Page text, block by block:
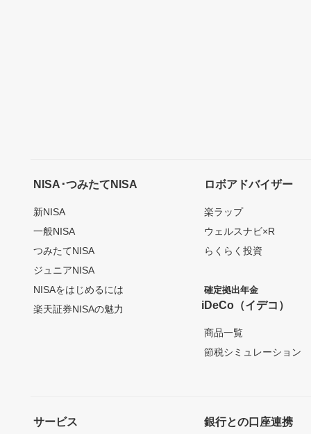
NISA･つみたてNISA
新NISA
一般NISA
つみたてNISA
ジュニアNISA
NISAをはじめるには
楽天証券NISAの魅力
ロボアドバイザー
楽ラップ
ウェルスナビ×R
らくらく投資
確定拠出年金
iDeCo（イデコ）
商品一覧
節税シミュレーション
サービス 銀行との口座連携